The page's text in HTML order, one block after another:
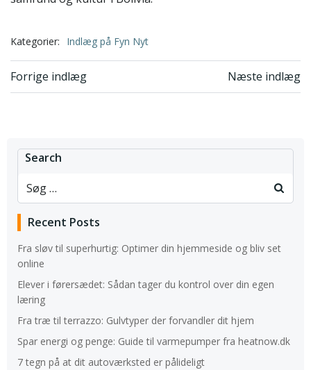
Kategorier: Indlæg på Fyn Nyt
Indlægsnavigation
Forrige indlæg Næste indlæg
Search
Recent Posts
Fra sløv til superhurtig: Optimer din hjemmeside og bliv set
online
Elever i førersædet: Sådan tager du kontrol over din egen
læring
Fra træ til terrazzo: Gulvtyper der forvandler dit hjem
Spar energi og penge: Guide til varmepumper fra heatnow.dk
7 tegn på at dit autoværksted er pålideligt